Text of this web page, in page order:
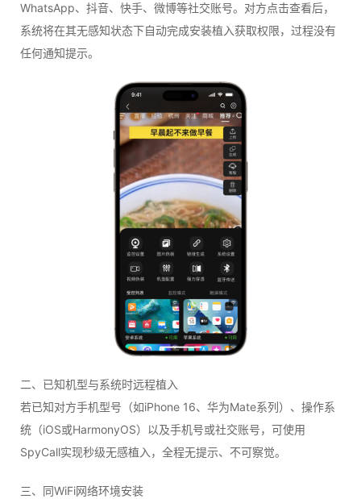
WhatsApp、抖音、快手、微博等社交账号。对方点击查看后，
系统将在其无感知状态下自动完成安装植入获取权限，过程没有
任何通知提示。
二、已知机型与系统时远程植入
若已知对方手机型号（如iPhone 16、华为Mate系列）、操作系
统（iOS或HarmonyOS）以及手机号或社交账号，可使用
SpyCall实现秒级无感植入，全程无提示、不可察觉。
三、同WiFi网络环境安装